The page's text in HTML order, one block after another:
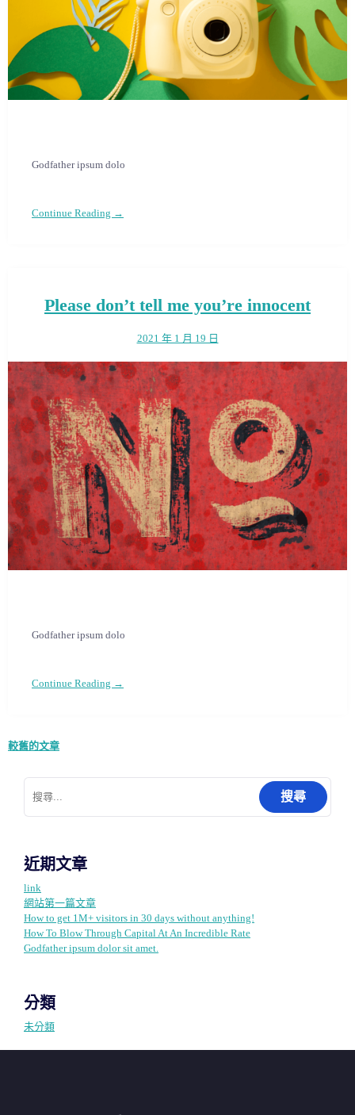
Godfather ipsum dolo
Continue Reading →
Please don’t tell me you’re innocent
2021 年 1 月 19 日
Godfather ipsum dolo
Continue Reading →
章
導
覽
較舊的文章
尋
關
近期文章
link
網站第一篇文章
How to get 1M+ visitors in 30 days without anything!
How To Blow Through Capital At An Incredible Rate
Godfather ipsum dolor sit amet.
分類
未分類